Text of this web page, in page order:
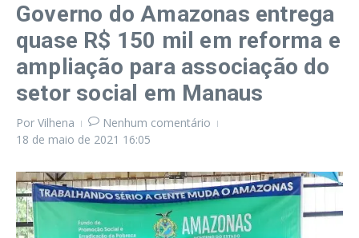
Governo do Amazonas entrega
quase R$ 150 mil em reforma e
ampliação para associação do
setor social em Manaus
Por Vilhena
Nenhum comentário
18 de maio de 2021 16:05